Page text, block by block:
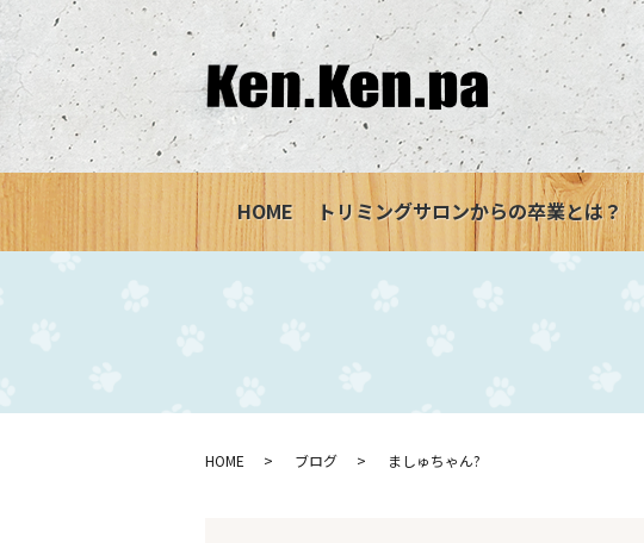
HOME トリミングサロンからの卒業とは？
HOME ブログ ましゅちゃん?